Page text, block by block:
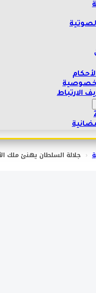
الارتباط
‹ جلالة السلطان يهنئ ملك